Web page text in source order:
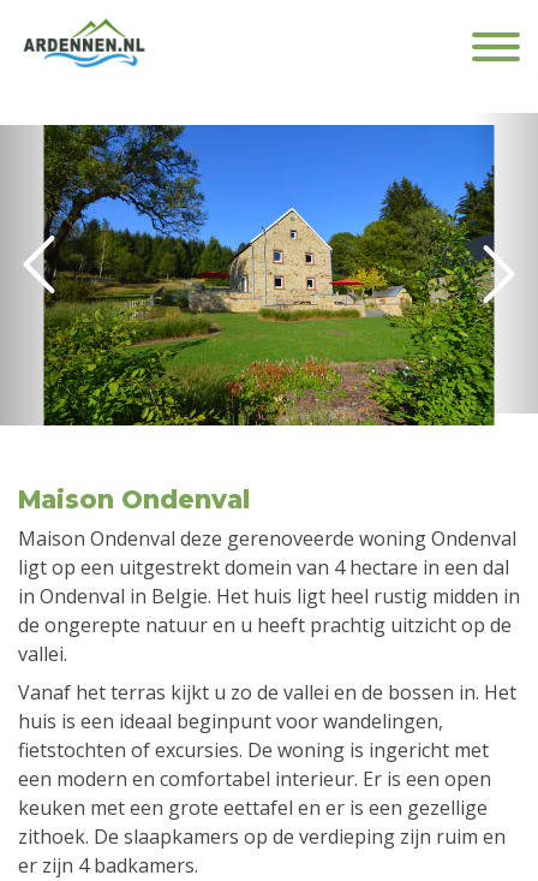
Maison Ondenval
Maison Ondenval deze gerenoveerde woning Ondenval
ligt op een uitgestrekt domein van 4 hectare in een dal
in Ondenval in Belgie. Het huis ligt heel rustig midden in
de ongerepte natuur en u heeft prachtig uitzicht op de
vallei.
Vanaf het terras kijkt u zo de vallei en de bossen in. Het
huis is een ideaal beginpunt voor wandelingen,
fietstochten of excursies. De woning is ingericht met
een modern en comfortabel interieur. Er is een open
keuken met een grote eettafel en er is een gezellige
zithoek. De slaapkamers op de verdieping zijn ruim en
er zijn 4 badkamers.